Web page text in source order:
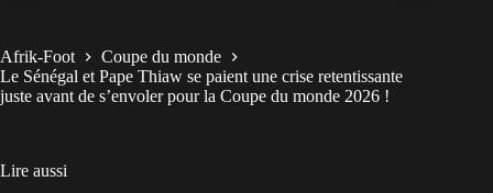
Afrik-Foot
Coupe du monde
Le Sénégal et Pape Thiaw se paient une crise retentissante
juste avant de s’envoler pour la Coupe du monde 2026 !
Lire aussi